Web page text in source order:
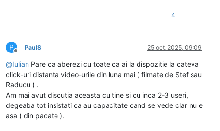
4
P
Deconectat
PaulS 25 oct. 2025, 09:09
@Iulian Pare ca aberezi cu toate ca ai la dispozitie la cateva
click-uri distanta video-urile din luna mai ( filmate de Stef sau
Raducu ) .
Am mai avut discutia aceasta cu tine si cu inca 2-3 useri,
degeaba tot insistati ca au capacitate cand se vede clar nu e
asa ( din pacate ).